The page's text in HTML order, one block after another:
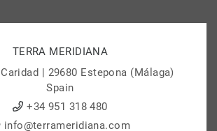
TERRA MERIDIANA
| 29680 Estepona (Málaga)
Spain
+34 951 318 480
info@terrameridiana.com